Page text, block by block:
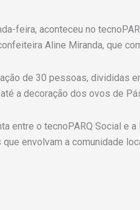
feira, aconteceu no
Aline Miranda, que
de 30 pessoas, divididas
a decoração dos ovos de
entre o tecnoPARQ Social e
envolvam a comunidade